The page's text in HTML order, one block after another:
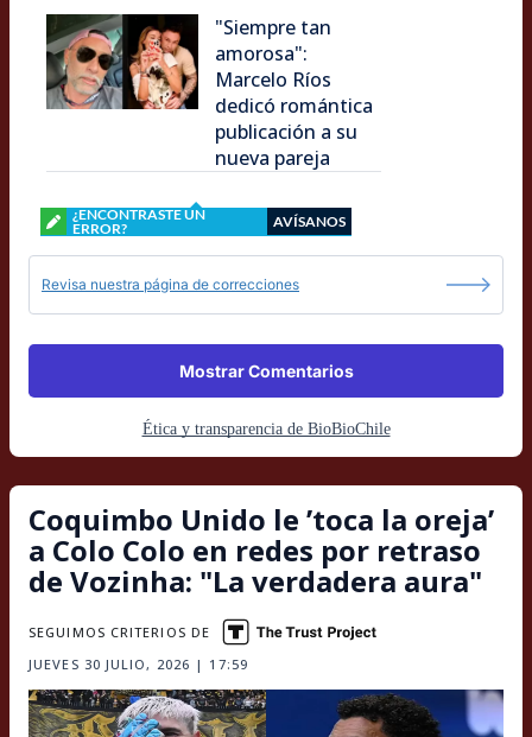
"Siempre tan
amorosa":
Marcelo Ríos
dedicó romántica
publicación a su
nueva pareja
¿ENCONTRASTE UN
ERROR?
AVÍSANOS
Revisa nuestra página de correcciones
Mostrar Comentarios
Ética y transparencia de BioBioChile
Coquimbo Unido le ’toca la oreja’
a Colo Colo en redes por retraso
de Vozinha: "La verdadera aura"
JUEVES 30 JULIO, 2026 | 17:59
SEGUIMOS CRITERIOS DE